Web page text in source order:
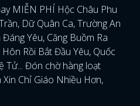
MIỄN PHÍ Hộc Châu Phu
Dữ Quân Ca, Trường An
Yêu, Căng Buồm Ra
Rồi Bắt Đầu Yêu, Quốc
Tử... Đón chờ hàng loạt
Chỉ Giáo Nhiều Hơn,